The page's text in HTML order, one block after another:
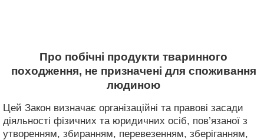
Про побічні продукти тваринного
походження, не призначені для споживання
людиною
Цей Закон визначає організаційні та правові засади
діяльності фізичних та юридичних осіб, пов’язаної з
утворенням, збиранням, перевезенням, зберіганням,